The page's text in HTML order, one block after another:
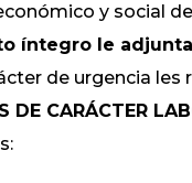
y social
íntegro le
de urgencia les
DE CARÁCTER